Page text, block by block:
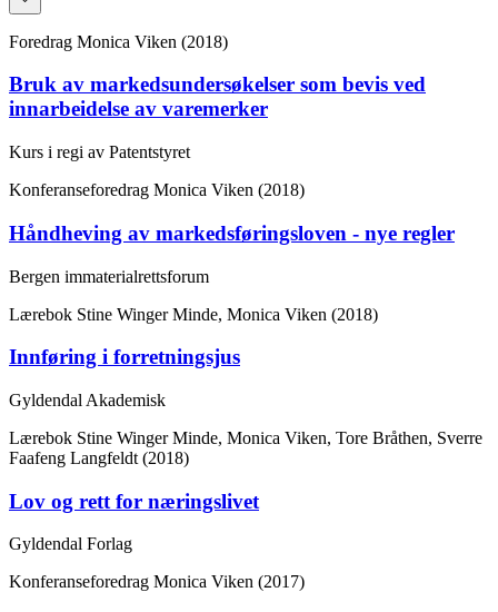
Foredrag Monica Viken (2018)
Bruk av markedsundersøkelser som bevis ved
innarbeidelse av varemerker
Kurs i regi av Patentstyret
Konferanseforedrag Monica Viken (2018)
Håndheving av markedsføringsloven - nye regler
Bergen immaterialrettsforum
Lærebok Stine Winger Minde, Monica Viken (2018)
Innføring i forretningsjus
Gyldendal Akademisk
Lærebok Stine Winger Minde, Monica Viken, Tore Bråthen, Sverre
Faafeng Langfeldt (2018)
Lov og rett for næringslivet
Gyldendal Forlag
Konferanseforedrag Monica Viken (2017)